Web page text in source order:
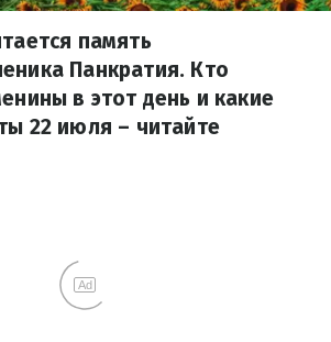
память
Панкратия. Кто
в этот день и какие
22 июля – читайте
Ad